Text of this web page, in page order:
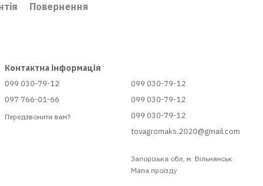
Повернення
Контактна інформація
099 030-79-12
097 766-01-66
Передзвонити вам?
099 030-79-12
099 030-79-12
099 030-79-12
tovagromaks.2020@gmail.com
Запорізька обл, м. Вільнянськ
Мапа проїзду